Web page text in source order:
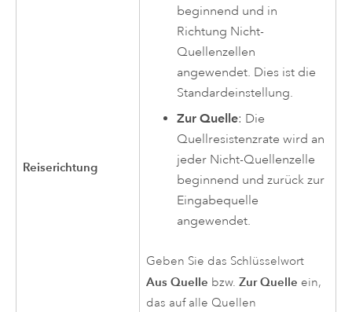
Reiserichtung
beginnend und in
Richtung Nicht-
Quellenzellen
angewendet. Dies ist die
Standardeinstellung.
Zur Quelle: Die
Quellresistenzrate wird an
jeder Nicht-Quellenzelle
beginnend und zurück zur
Eingabequelle
angewendet.
Geben Sie das Schlüsselwort
Aus Quelle bzw.Zur Quelle ein,
das auf alle Quellen